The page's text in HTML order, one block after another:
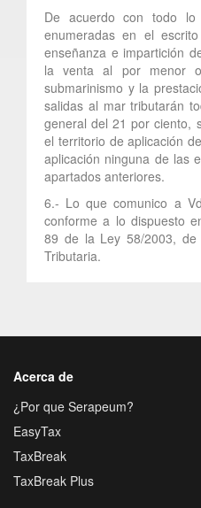
De acuerdo con todo lo
enumeradas en el
enseñanza e impartición
la venta al por menor
submarinismo y la
salidas al mar tributarán
general del 21 por ciento,
el territorio de aplicación
aplicación ninguna de las
apartados anteriores.
6.- Lo que comunico a
conforme a lo dispuesto
89 de la Ley 58/2003, de
Tributaria.
Acerca de
¿Por que Serapeum?
EasyTax
TaxBreak
TaxBreak Plus